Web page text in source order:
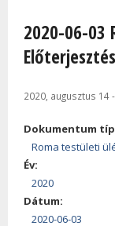
2020-06-03
Előterjesztés
2020, augusztus 14
Dokumentum
Roma testületi
Év:
2020
Dátum:
2020-06-03